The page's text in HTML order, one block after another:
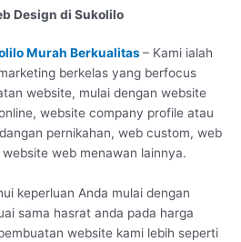
Design di Sukolilo
Murah Berkualitas– Kami ialah
berkelas yang berfocus
website, mulai dengan website
website company profile atau
pernikahan, web custom, web
web menawan lainnya.
keperluan Anda mulai dengan
sama hasrat anda pada harga
website kami lebih seperti